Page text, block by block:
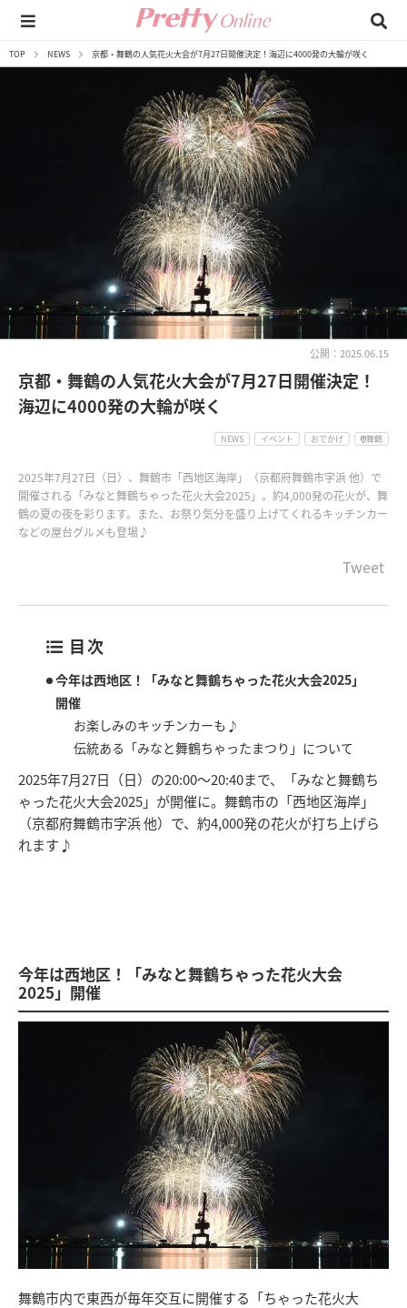
TOP NEWS 京都・舞鶴の人気花火大会が7月27日開催決定！海辺に4000発の大輪が咲く
公開：2025.06.15
京都・舞鶴の人気花火大会が7月27日開催決定！
海辺に4000発の大輪が咲く
NEWS イベント おでかけ 舞鶴
2025年7月27日（日）、舞鶴市「西地区海岸」（京都府舞鶴市字浜 他）で
開催される「みなと舞鶴ちゃった花火大会2025」。約4,000発の花火が、舞
鶴の夏の夜を彩ります。また、お祭り気分を盛り上げてくれるキッチンカー
などの屋台グルメも登場♪
Tweet
目次
今年は西地区！「みなと舞鶴ちゃった花火大会2025」
開催
お楽しみのキッチンカーも♪
伝統ある「みなと舞鶴ちゃったまつり」について
2025年7月27日（日）の20:00～20:40まで、「みなと舞鶴ち
ゃった花火大会2025」が開催に。舞鶴市の「西地区海岸」
（京都府舞鶴市字浜 他）で、約4,000発の花火が打ち上げら
れます♪
今年は西地区！「みなと舞鶴ちゃった花火大会
2025」開催
舞鶴市内で東西が毎年交互に開催する「ちゃった花火大